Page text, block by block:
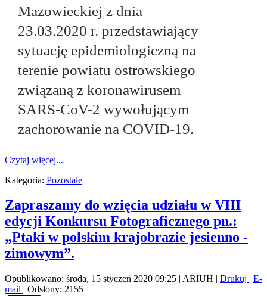
Mazowieckiej z dnia
23.03.2020 r. przedstawiający
sytuację epidemiologiczną na
terenie powiatu ostrowskiego
związaną z koronawirusem
SARS-CoV-2 wywołującym
zachorowanie na COVID-19.
Czytaj więcej...
Kategoria: Pozostałe
Zapraszamy do wzięcia udziału w VIII
edycji Konkursu Fotograficznego pn.:
„Ptaki w polskim krajobrazie jesienno -
zimowym”.
Opublikowano: środa, 15 styczeń 2020 09:25 | ARIUH | Drukuj | E-
mail | Odsłony: 2155